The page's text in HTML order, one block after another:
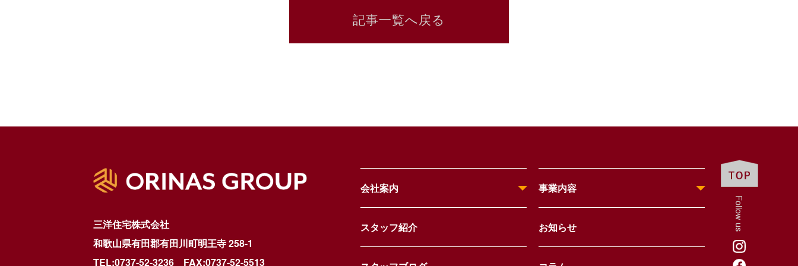
記事一覧へ戻る
三洋住宅株式会社
和歌山県有田郡有田川町明王寺 258-1
TEL:0737-52-3236 FAX:0737-52-5513
会社案内 事業内容
スタッフ紹介 お知らせ Follow us